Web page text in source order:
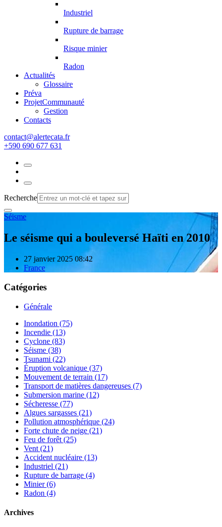
Industriel
Rupture de barrage
Risque minier
Radon
Actualités
Glossaire
Préva
ProjetCommunauté
Gestion
Contacts
rf.atacetrela@tcatnoc
+590 690 677 631
Recherche
Séisme
Le séisme qui a bouleversé Haïti en 2010
27 janvier 2025 08:42
France
Catégories
Générale
Inondation (75)
Incendie (13)
Cyclone (83)
Séisme (38)
Tsunami (22)
Éruption volcanique (37)
Mouvement de terrain (17)
Transport de matières dangereuses (7)
Submersion marine (12)
Sécheresse (77)
Algues sargasses (21)
Pollution atmosphérique (24)
Forte chute de neige (21)
Feu de forêt (25)
Vent (21)
Accident nucléaire (13)
Industriel (21)
Rupture de barrage (4)
Minier (6)
Radon (4)
Archives